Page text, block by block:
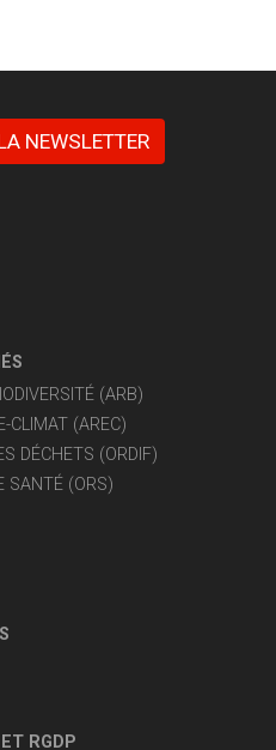
NEWSLETTER
(ARB)
CLIMAT (AREC)
DÉCHETS (ORDIF)
SANTÉ (ORS)
RGDP